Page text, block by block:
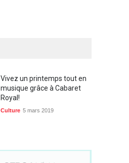
Vivez un printemps tout en
musique grâce à Cabaret
Royal!
Culture 5 mars 2019